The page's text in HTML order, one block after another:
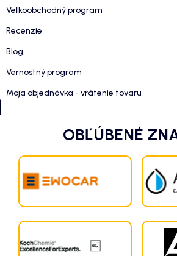
Veľkoobchodný program
Recenzie
Blog
Vernostný program
Moja objednávka - vrátenie tovaru
OBĽÚBENÉ